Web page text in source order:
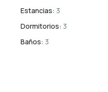
Estancias: 3
Dormitorios: 3
Baños: 3